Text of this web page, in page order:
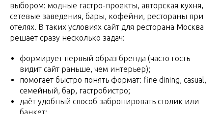
выбором: модные гастро-проекты, авторская кухня,
сетевые заведения, бары, кофейни, рестораны при
отелях. В таких условиях сайт для ресторана Москва
решает сразу несколько задач:
формирует первый образ бренда (часто гость
видит сайт раньше, чем интерьер);
помогает быстро понять формат: fine dining, casual,
семейный, бар, гастробистро;
даёт удобный способ забронировать столик или
банкет;